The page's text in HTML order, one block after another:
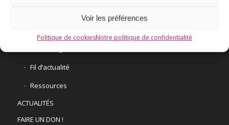
Voir les préférences
Politique de cookiesNotre politique de confidentialité
Fil d’actualité
Ressources
ACTUALITÉS
FAIRE UN DON !